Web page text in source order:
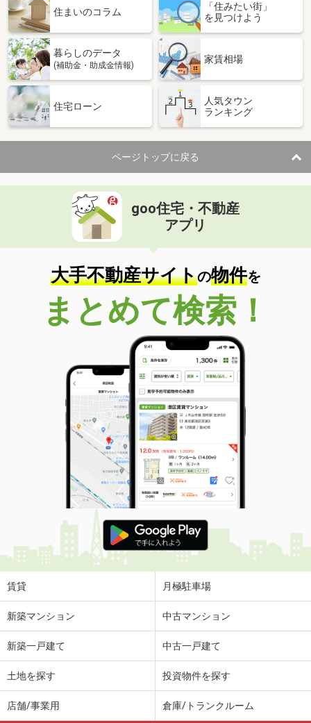
住まいのコラム
「住みたい街」
を見つけよう
暮らしのデータ
(補助金・助成金情報)
家賃相場
住宅ローン
人気タウン
ランキング
ページトップに戻る
goo住宅・不動産
アプリ
大手不動産サイトの物件を
まとめて検索！
賃貸 月極駐車場
新築マンション 中古マンション
新築一戸建て 中古一戸建て
土地を探す 投資物件を探す
店舗/事業用 倉庫/トランクルーム